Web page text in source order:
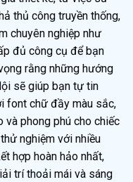
thủ công truyền thống,
chuyên nghiệp như
đủ công cụ để bạn
rằng những hướng
sẽ giúp bạn tự tin
font chữ đầy màu sắc,
phong phú cho chiếc
nghiệm với nhiều
hợp hoàn hảo nhất,
trí thoải mái và sáng